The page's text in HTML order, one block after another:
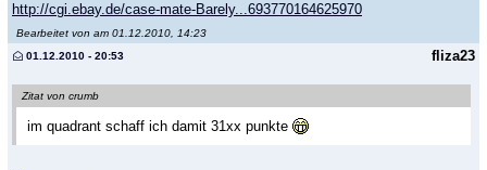
http://cgi.ebay.de/case-mate-Barely...693770164625970
Bearbeitet von am 01.12.2010, 14:23
fliza23
01.12.2010 - 20:53
Zitat von crumb
im quadrant schaff ich damit 31xx punkte